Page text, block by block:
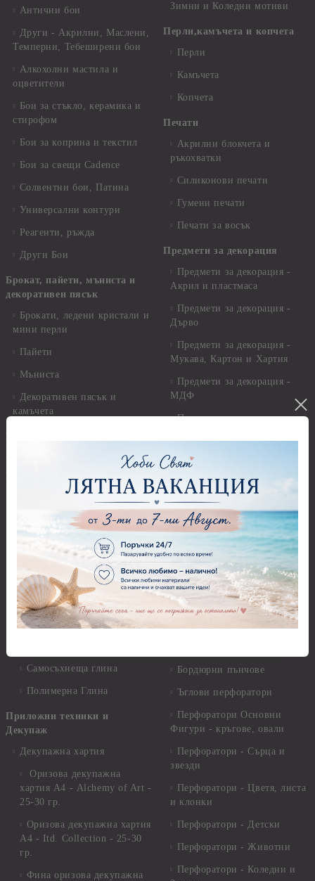
Антични бои
Други - Акрилни, Маслени,
Темперни, Тебеширени бои
Алкохолни мастила и
оцветители
Бои за стъкло, керамика и
стирофом
Бои за коприна и текстил
Бои за свещи Cadence
Солвентни бои, Патина
Универсални контури
Реагенти, ръжда
Други Бои
Брокат, пайети, мъниста и
декоративен пясък
Брокати, ледени кристали и
мини перли
Пайети
Мъниста
Декоративен пясък и
камъчета
Висулки
Глина,Гипс, Калъпи,
Елементи, Инструменти
Керамична смес за отливки
Керамични елементи
Елементи от полимерна
глина и полирезин
Пластични елементи
Инструменти за моделиране
Молдове и шаблони
Самосъхнеща глина
Полимерна Глина
Приложни техники и
Декупаж
Декупажна хартия
Оризова декупажна
хартия А4 - Alchemy of Art -
25-30 гр.
Оризова декупажна хартия
А4 - Itd. Collection - 25-30
гр.
Фина оризова декупажна
Зимни и Коледни мотиви
Перли,камъчета и копчета
Перли
Камъчета
Копчета
Печати
Акрилни блокчета и
ръкохватки
Силиконови печати
Гумени печати
Печати за восък
Предмети за декорация
Предмети за декорация -
Акрил и пластмаса
Предмети за декорация -
Дърво
Предмети за декорация -
Мукава, Картон и Хартия
Предмети за декорация -
МДФ
Предмети за декорация -
Предмети за декорация -
Стирофом
Предмети за декорация -
Стъкло
Предмети за декорация -
Плат, органза, зебло,
целофан
Пънчове Перфоратори
Перфоратори до 2,50 см
Перфоратори 2,50 см
Бордюрни пънчове
Ъглови перфоратори
Перфоратори Основни
Фигури - кръгове, овали
Перфоратори - Сърца и
звезди
Перфоратори - Цветя, листа
и клонки
Перфоратори - Детски
Перфоратори - Животни
Перфоратори - Коледни и